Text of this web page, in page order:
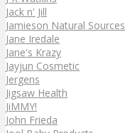
Jack n' Jill
Jamieson Natural Sources
Jane Iredale
Jane's Krazy
Jayjun Cosmetic
Jergens
Jigsaw Health
JiMMY!
John Frieda